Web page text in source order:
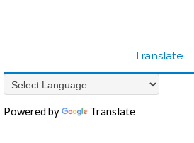
Translate
Powered by Translate